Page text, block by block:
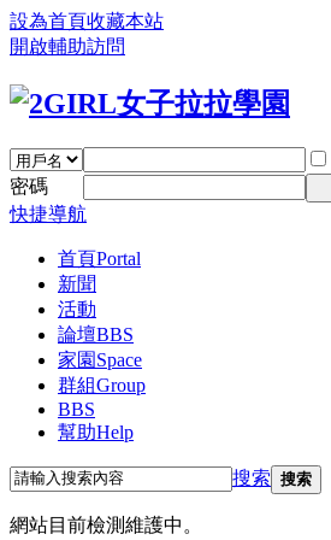
設為首頁收藏本站
開啟輔助訪問
密碼
快捷導航
首頁Portal
新聞
活動
論壇BBS
家園 Space
群組Group
BBS
幫助Help
搜索 搜索
網站目前檢測維護中。